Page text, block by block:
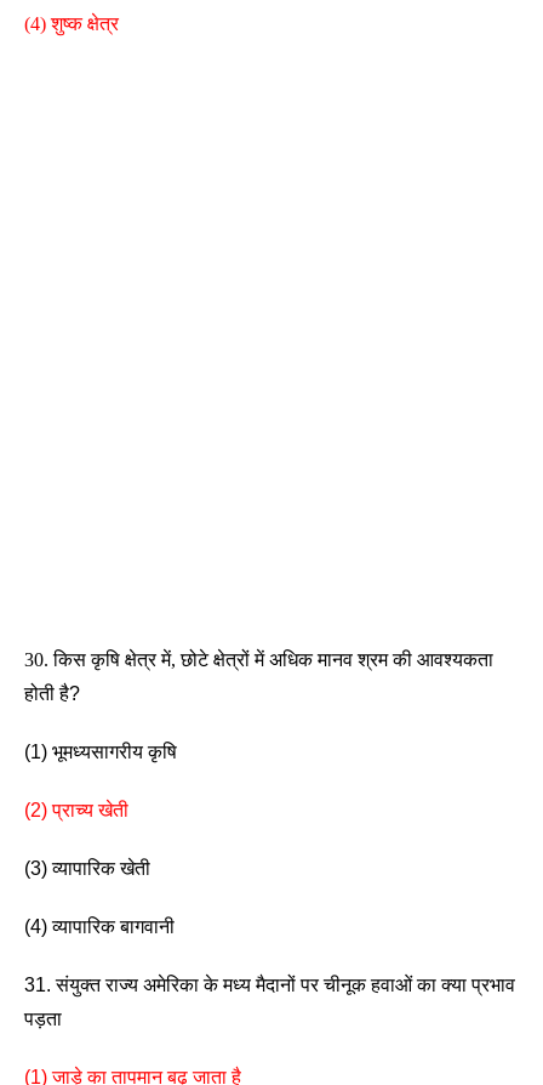
(4) शुष्क क्षेत्र
30. किस कृषि क्षेत्र में, छोटे क्षेत्रों में अधिक मानव श्रम की आवश्यकता
होती है?
(1) भूमध्यसागरीय कृषि
(2) प्राच्य खेती
(3) व्यापारिक खेती
(4) व्यापारिक बागवानी
31. संयुक्त राज्य अमेरिका के मध्य मैदानों पर चीनूक हवाओं का क्या प्रभाव
पड़ता
(1) जाड़े का तापमान बढ़ जाता है